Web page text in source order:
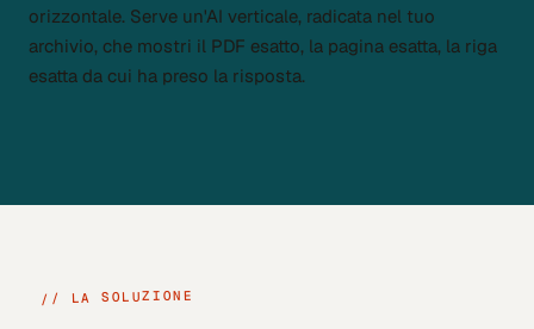
orizzontale. Serve un'AI verticale, radicata nel tuo
archivio, che mostri il PDF esatto, la pagina esatta, la riga
esatta da cui ha preso la risposta.
// LA SOLUZIONE